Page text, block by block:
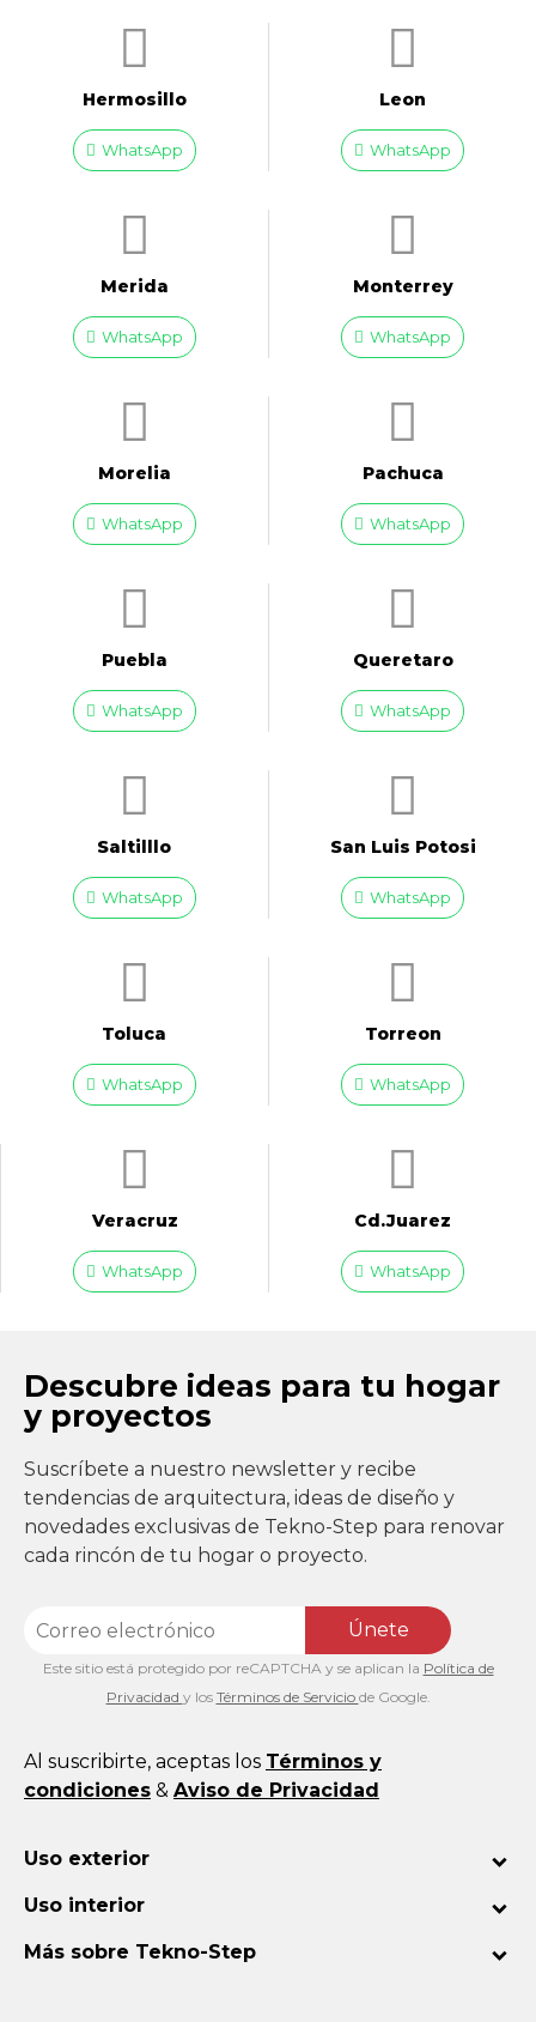
Hermosillo
WhatsApp
Leon
WhatsApp
Merida
WhatsApp
Monterrey
WhatsApp
Morelia
WhatsApp
Pachuca
WhatsApp
Puebla
WhatsApp
Queretaro
WhatsApp
Saltilllo
WhatsApp
San Luis Potosi
WhatsApp
Toluca
WhatsApp
Torreon
WhatsApp
Veracruz
WhatsApp
Cd.Juarez
WhatsApp
Descubre ideas para tu hogar
y proyectos
Suscríbete a nuestro newsletter y recibe
tendencias de arquitectura, ideas de diseño y
novedades exclusivas de Tekno-Step para renovar
cada rincón de tu hogar o proyecto.
Únete
Este sitio está protegido por reCAPTCHA y se aplican la Política de
Privacidad y los Términos de Servicio de Google.
Al suscribirte, aceptas los Términos y
condiciones & Aviso de Privacidad
Uso exterior
Uso interior
Más sobre Tekno-Step